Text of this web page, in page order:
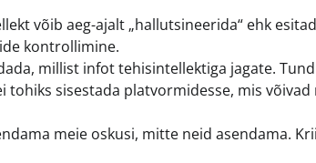
võib aeg-ajalt „hallutsineerida“ ehk
kontrollimine.
millist infot tehisintellektiga jagate.
sisestada platvormidesse, mis
meie oskusi, mitte neid asendama.